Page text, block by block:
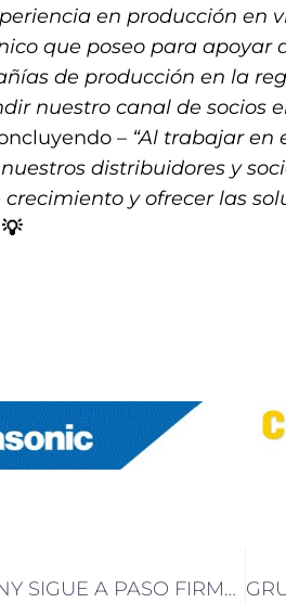
en producción en
que poseo para apoyar
de producción en la
nuestro canal de socios
– “Al trabajar en
distribuidores y
y ofrecer las
💡
DESDE IBC, SONY SIGUE A PASO FIRME EN LA INDUSTRIA AUDIOVISUAL